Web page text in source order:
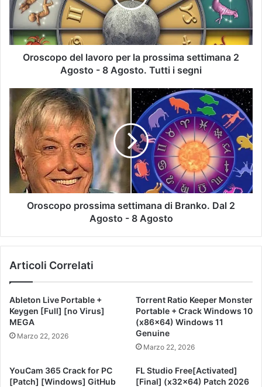
Oroscopo del lavoro per la prossima settimana 2
Agosto - 8 Agosto. Tutti i segni
Oroscopo prossima settimana di Branko. Dal 2
Agosto - 8 Agosto
Articoli Correlati
Ableton Live Portable +
Keygen [Full] [no Virus]
MEGA
Marzo 22, 2026
Torrent Ratio Keeper Monster
Portable + Crack Windows 10
(x86x64) Windows 11
Genuine
Marzo 22, 2026
YouCam 365 Crack for PC
[Patch] [Windows] GitHub
FL Studio Free[Activated]
[Final] (x32x64) Patch 2026